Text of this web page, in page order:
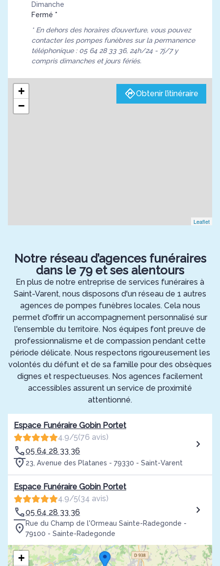
Dimanche
Fermé *
* En dehors des horaires d’ouverture, vous pouvez
contacter les pompes funèbres sur la permanence
téléphonique : 05 64 28 33 36, 24h/24 - 7j/7 y
compris dimanches et jours fériés.
+
−
Leaflet
Obtenir l’itinéraire
Notre réseau d’agences funéraires
dans le 79 et ses alentours
En plus de notre entreprise de services funéraires à
Saint-Varent, nous disposons d'un réseau de 1 autres
agences de pompes funèbres locales. Cela nous
permet d'offrir un accompagnement personnalisé sur
l'ensemble du territoire. Nos équipes font preuve de
professionnalisme et de compassion pendant cette
période délicate. Nous respectons rigoureusement les
volontés du défunt et de sa famille pour des obsèques
dignes et respectueuses. Nos agences facilement
accessibles assurent un service de proximité
attentionné.
Espace Funéraire Gobin Portet
4.9/5(76 avis)
05 64 28 33 36
23, Avenue des Platanes - 79330 - Saint-Varent
Espace Funéraire Gobin Portet
4.9/5(34 avis)
05 64 28 33 36
Rue du Champ de l'Ormeau Sainte-Radegonde -
79100 - Sainte-Radegonde
+